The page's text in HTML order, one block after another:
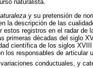
naturalista.
y su pretensión de
la descripción de las
estos registros en el radar
primeras décadas del siglo
científica de los siglos
los responsables de
conductuales, y